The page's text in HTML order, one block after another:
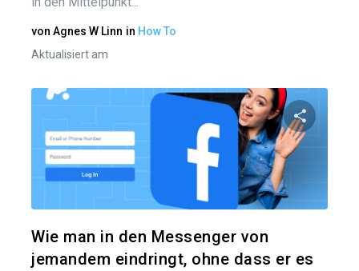
von Agnes W Linn in How To
Aktualisiert am
Diesen
Wie man in den Messenger von
jemandem eindringt, ohne dass er es